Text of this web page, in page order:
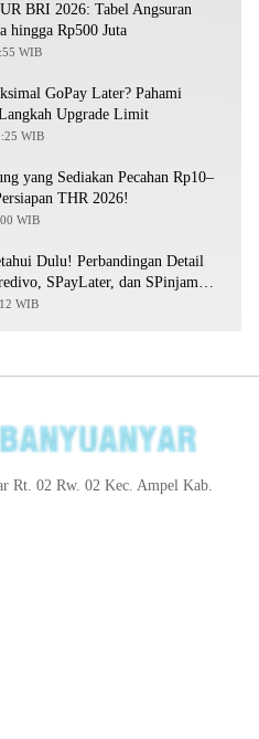
BRI 2026: Tabel Angsuran
hingga Rp500 Juta
WIB
GoPay Later? Pahami
Upgrade Limit
WIB
yang Sediakan Pecahan Rp10–
THR 2026!
WIB
Dulu! Perbandingan Detail
SPayLater, dan SPinjam
WIB
Rt. 02 Rw. 02 Kec. Ampel Kab.